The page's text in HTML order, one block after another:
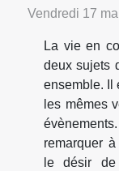
Vendredi 17
La vie en
deux sujets
ensemble. Il
les mêmes
remarquer
le désir